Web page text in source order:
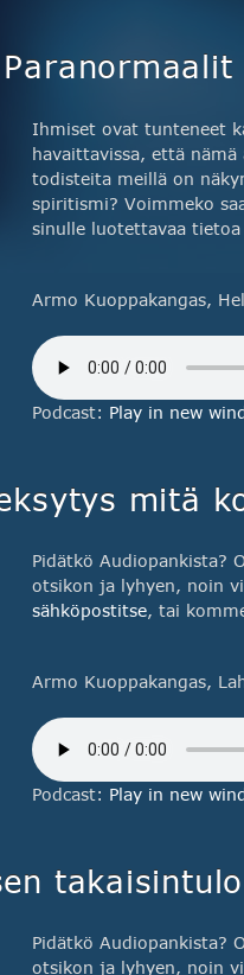
Ihmiset ovat tunteneet
havaittavissa, että
todisteita meillä on
spiritismi? Voimmeko
sinulle luotettavaa
Armo Kuoppakangas,
Podcast: Play in new
mitä
Pidätkö Audiopankista?
otsikon ja lyhyen, noin
sähköpostitse, tai
Armo Kuoppakangas,
Podcast: Play in new
takaisintulo
Pidätkö Audiopankista?
otsikon ja lyhyen, noin